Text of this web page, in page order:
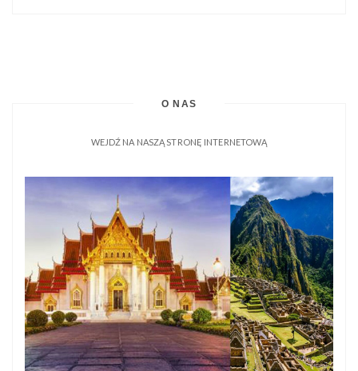
O NAS
WEJDŹ NA NASZĄ STRONĘ INTERNETOWĄ